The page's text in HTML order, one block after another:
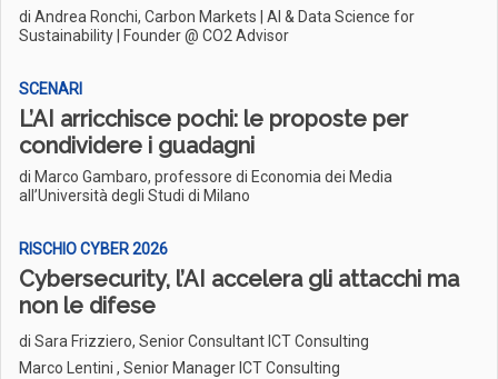
di Andrea Ronchi, Carbon Markets | AI & Data Science for
Sustainability | Founder @ CO2 Advisor
SCENARI
L’AI arricchisce pochi: le proposte per
condividere i guadagni
di Marco Gambaro, professore di Economia dei Media
all’Università degli Studi di Milano
RISCHIO CYBER 2026
Cybersecurity, l’AI accelera gli attacchi ma
non le difese
di Sara Frizziero, Senior Consultant ICT Consulting
Marco Lentini , Senior Manager ICT Consulting